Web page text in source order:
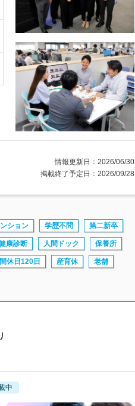
情報更新日：2026/06/30
掲載終了予定日：2026/09/28
ション 学歴不問 第二新卒
康診断 人間ドック 保養所
休日120日 産育休 老舗
中